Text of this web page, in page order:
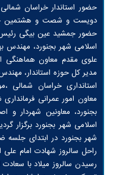
حضور استاندار خراسان
دویست و شصت و هشتمین
حضور جمشید عین بیگی رئیس
اسلامی شهر بجنورد، مهندس
علوی مقدم معاون هماهنگی
مدیر کل حوزه استاندار،
استانداری خراسان شمالی
معاون امور عمرانی
بجنورد، معاونین شهردار
اسلامی شهر بجنورد برگزار
شهر بجنورد در ابتدای
راحل سالروز شهادت امام
رسیدن سالروز میلاد با